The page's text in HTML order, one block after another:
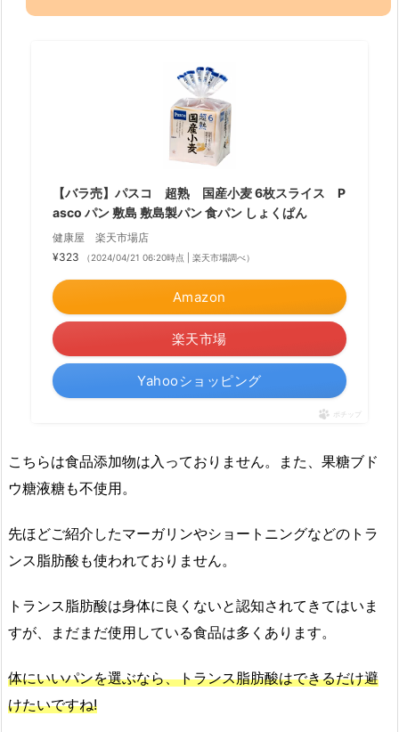
【バラ売】パスコ 超熟 国産小麦 6枚スライス P
asco パン 敷島 敷島製パン 食パン しょくぱん
健康屋 楽天市場店
¥323
（2024/04/21 06:20時点 | 楽天市場調べ）
Amazon
楽天市場
Yahooショッピング
ポチップ
こちらは食品添加物は入っておりません。また、果糖ブド
ウ糖液糖も不使用。
先ほどご紹介したマーガリンやショートニングなどのトラ
ンス脂肪酸も使われておりません。
トランス脂肪酸は身体に良くないと認知されてきてはいま
すが、まだまだ使用している食品は多くあります。
体にいいパンを選ぶなら、トランス脂肪酸はできるだけ避
けたいですね!